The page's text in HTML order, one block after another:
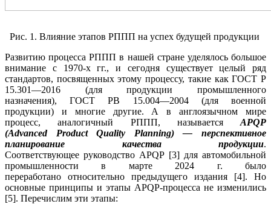
Рис. 1. Влияние этапов РППП на успех будущей продукции
Развитию процесса РППП в нашей стране уделялось большое
внимание с 1970-х гг., и сегодня существует целый ряд
стандартов, посвященных этому процессу, такие как ГОСТ Р
15.301—2016 (для продукции промышленного
назначения), ГОСТ РВ 15.004—2004 (для военной
продукции) и многие другие. А в англоязычном мире
процесс, аналогичный РППП, называется APQP
(Advanced Product Quality Planning) — перспективное
планирование качества продукции.
Соответствующее руководство APQP [3] для автомобильной
промышленности в марте 2024 г. было
переработано относительно предыдущего издания [4]. Но
основные принципы и этапы APQP-процесса не изменились
[5]. Перечислим эти этапы: